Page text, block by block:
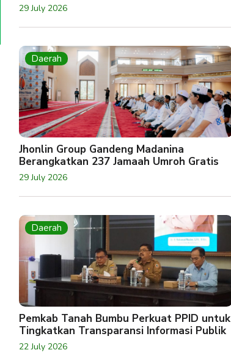
29 July 2026
Daerah
Jhonlin Group Gandeng Madanina
Berangkatkan 237 Jamaah Umroh Gratis
29 July 2026
Daerah
Pemkab Tanah Bumbu Perkuat PPID untuk
Tingkatkan Transparansi Informasi Publik
22 July 2026